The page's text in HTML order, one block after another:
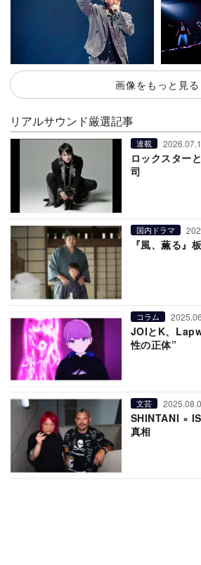
画像をもっと見る
リアルサウンド厳選記事
連載
ロックスター
司
国内ドラマ
『風、薫る』
コラム
JOIとK、
性の正体”
文芸
SHINTANI ×
真相